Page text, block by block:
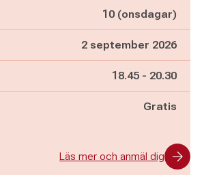
10 (onsdagar)
2 september 2026
Pågår mellan
18.45 - och
20.30
Gratis
Läs mer och anmäl dig